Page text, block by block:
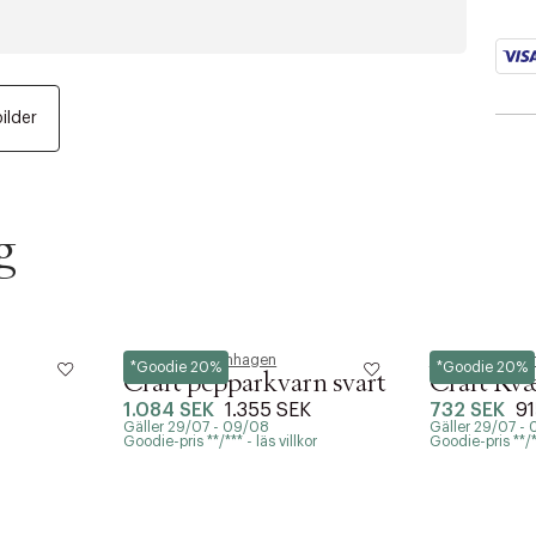
*Goodie 20%
Normann Copenhagen
Craft pepparkvarn svart
1.084 SEK 1.355 SEK
Gäller 29/07 - 09/08
Goodie-pris **/*** - läs villkor
*Goodie 20%
Normann
Craft
732 SEK
Gäller 29/07 -
Goodie-pris **/